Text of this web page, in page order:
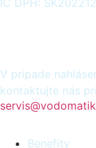
IČ DPH:
V prípade
kontaktujte nás
Benefity